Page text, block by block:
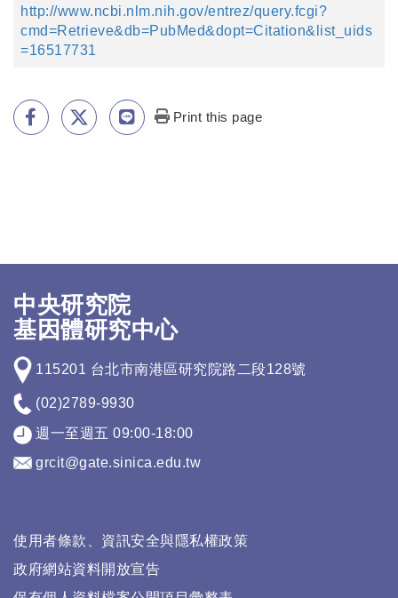
http://www.ncbi.nlm.nih.gov/entrez/query.fcgi?
cmd=Retrieve&db=PubMed&dopt=Citation&list_uids
=16517731
Print this page
中央研究院
基因體研究中心
115201 台北市南港區研究院路二段128號
(02)2789-9930
週一至週五 09:00-18:00
grcit@gate.sinica.edu.tw
使用者條款、資訊安全與隱私權政策
政府網站資料開放宣告